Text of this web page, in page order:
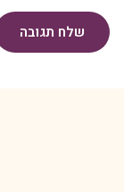
שלח תגובה